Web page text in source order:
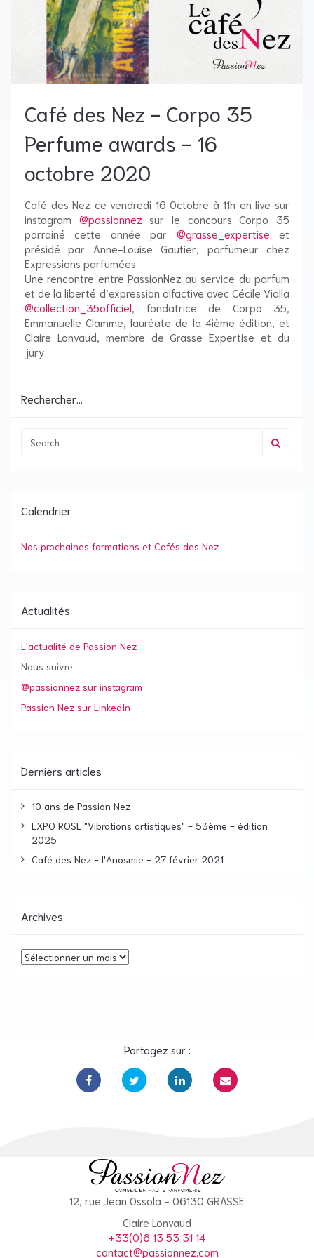
Café des Nez - Corpo 35
Perfume awards - 16
octobre 2020
Café des Nez ce vendredi 16 Octobre à 11h en live sur
instagram @passionnez sur le concours Corpo 35
parrainé cette année par @grasse_expertise et
présidé par Anne-Louise Gautier, parfumeur chez
Expressions parfumées.
Une rencontre entre PassionNez au service du parfum
et de la liberté d’expression olfactive avec Cécile Vialla
@collection_35officiel, fondatrice de Corpo 35,
Emmanuelle Clamme, lauréate de la 4ième édition, et
Claire Lonvaud, membre de Grasse Expertise et du
jury.
Rechercher...
Calendrier
Nos prochaines formations et Cafés des Nez
Actualités
L'actualité de Passion Nez
Nous suivre
@passionnez sur instagram
Passion Nez sur LinkedIn
Derniers articles
10 ans de Passion Nez
EXPO ROSE "Vibrations artistiques" - 53ème - édition
2025
Café des Nez - l'Anosmie - 27 février 2021
Archives
Archives
Partagez sur :
12, rue Jean Ossola - 06130 GRASSE
Claire Lonvaud
+33(0)6 13 53 31 14
contact@passionnez.com